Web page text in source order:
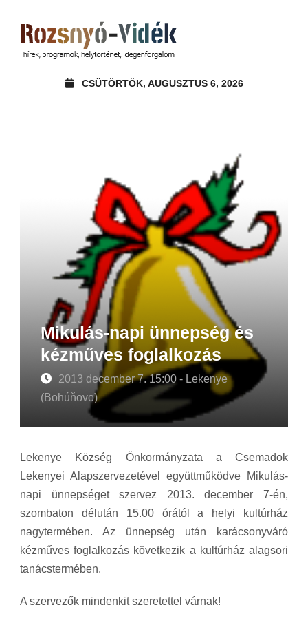
CSÜTÖRTÖK, AUGUSZTUS 6, 2026
Mikulás-napi ünnepség és
kézműves foglalkozás
2013 december 7. 15:00 - Lekenye
(Bohúňovo)
Lekenye Község Önkormányzata a Csemadok
Lekenyei Alapszervezetével együttműködve Mikulás-
napi ünnepséget szervez 2013. december 7-én,
szombaton délután 15.00 órától a helyi kultúrház
nagytermében. Az ünnepség után karácsonyváró
kézműves foglalkozás következik a kultúrház alagsori
tanácstermében.
A szervezők mindenkit szeretettel várnak!